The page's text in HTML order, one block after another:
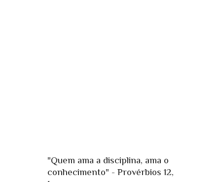
"Quem ama a disciplina, ama o
conhecimento" - Provérbios 12,